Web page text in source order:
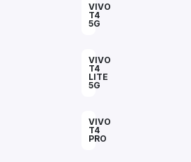
VIVO
T4
5G
VIVO
T4
LITE
5G
VIVO
T4
PRO